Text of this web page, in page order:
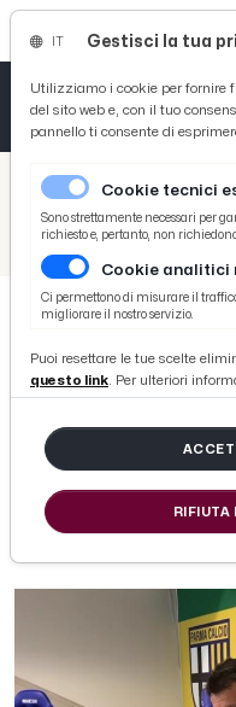
/
/ Parma-Carpi 2-1, le
Parma-Carpi
e Barillà post
domenica 22 aprile 2018
Gestisci la tua
Utilizziamo i cookie per fornire
del sito web e, con il tuo
pannello ti consente di
Cookie tecnici
Sono strettamente necessari per
richiesto e, pertanto, non
Cookie analitici
Ci permettono di misurare il
migliorare il nostro servizio.
Puoi resettare le tue scelte
questo link. Per ulteriori
RIFIUTA
Tutto News
Tutto Sport
Basket
Ciclismo
Tutto Curiosità